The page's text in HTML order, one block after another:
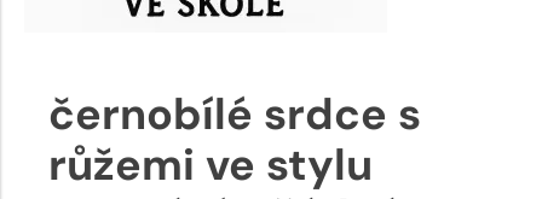
černobílé srdce s
růžemi ve stylu